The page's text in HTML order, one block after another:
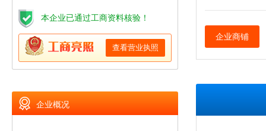
本企业已通过工商资料核验！
查看营业执照
企业概况
企业商铺